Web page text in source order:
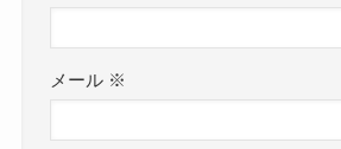
メール ※